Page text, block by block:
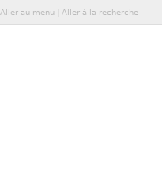
Aller au menu | Aller à la recherche